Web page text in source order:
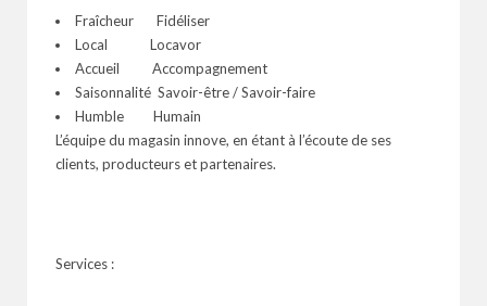
Fraîcheur Fidéliser
Local Locavor
Accueil Accompagnement
Saisonnalité Savoir-être / Savoir-faire
Humble Humain
L’équipe du magasin innove, en étant à l’écoute de ses
clients, producteurs et partenaires.
Services :